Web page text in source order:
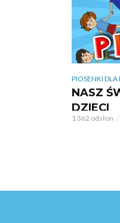
PIOSENKI DLA
NASZ
DZIECI
1 362 odsłon